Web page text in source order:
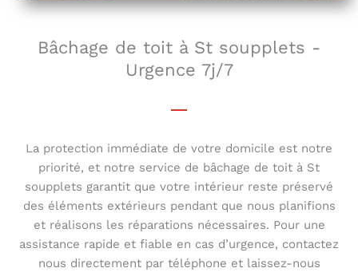
Bâchage de toit à St soupplets -
Urgence 7j/7
La protection immédiate de votre domicile est notre
priorité, et notre service de bâchage de toit à St
soupplets garantit que votre intérieur reste préservé
des éléments extérieurs pendant que nous planifions
et réalisons les réparations nécessaires. Pour une
assistance rapide et fiable en cas d’urgence, contactez
nous directement par téléphone et laissez-nous